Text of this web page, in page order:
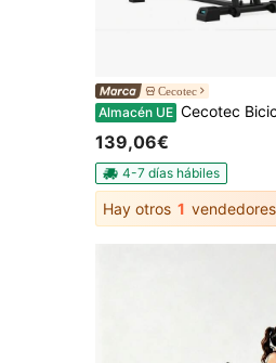
Cecotec
Almacén UE Cecotec Bicicleta indoor DrumFit Indoor 6000 Forcis Ctec Bicicleta indoor con volante de inercia de 6 kg, resistencia manual, monitor LCD, soporte de dispositivos,
139,06€
4-7 días hábiles
Hay otros 1 vendedores